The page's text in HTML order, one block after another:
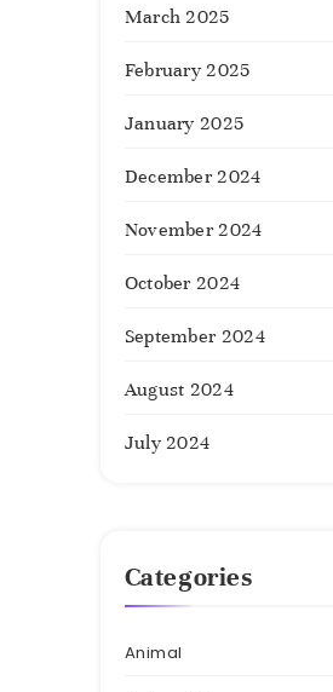
March 2025
February 2025
January 2025
December 2024
November 2024
October 2024
September 2024
August 2024
July 2024
Categories
Animal